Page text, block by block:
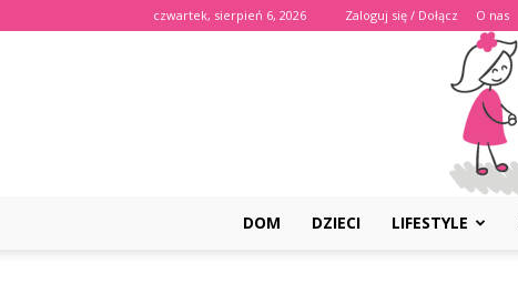
czwartek, sierpień 6, 2026 Zaloguj się / Dołącz O nas
DOM DZIECI LIFESTYLE